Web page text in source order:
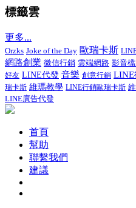
標籤雲
更多...
Orzks Joke of the Day 歐瑞卡斯
網路創業 微信行銷 雲端網路 影音
好友 LINE代發 音樂 創意行銷 LINE
瑞卡斯 維瑪教學 LINE行銷歐瑞卡斯
LINE廣告代發
首頁
幫助
聯繫我們
建議